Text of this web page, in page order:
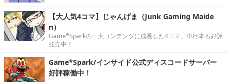
【大人気4コマ】じゃんげま（Junk Gaming Maide
n）
Game*Sparkの一大コンテンツに成長した4コマ。単行本も好評
発売中！
Game*Spark/インサイド公式ディスコードサーバー
好評稼働中！